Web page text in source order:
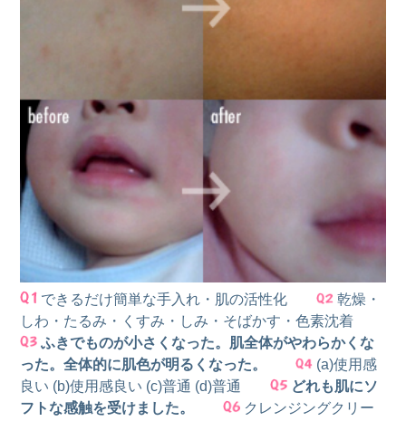
できるだけ簡単な手入れ・肌の活性化
乾燥・
しわ・たるみ・くすみ・しみ・そばかす・色素沈着
ふきでものが小さくなった。肌全体がやわらかくな
った。全体的に肌色が明るくなった。
(a)使用感
良い (b)使用感良い (c)普通 (d)普通
どれも肌にソ
フトな感触を受けました。
クレンジングクリー